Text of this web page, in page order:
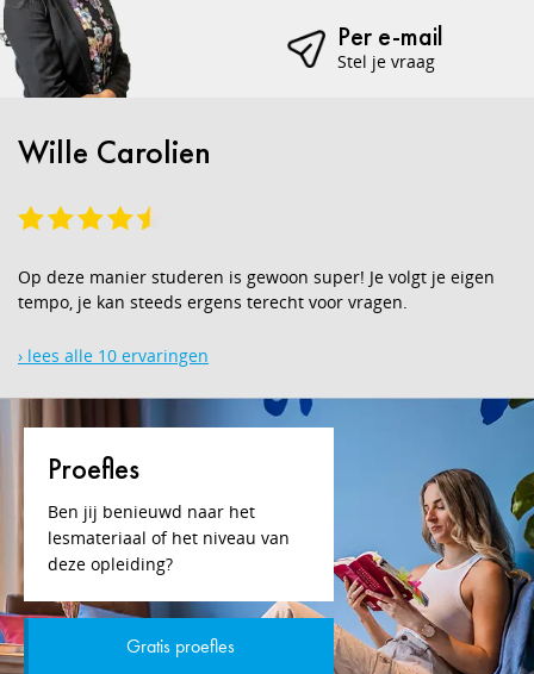
Per e-mail
Stel je vraag
Wille Carolien
Op deze manier studeren is gewoon super! Je volgt je eigen
tempo, je kan steeds ergens terecht voor vragen.
› lees alle 10 ervaringen
Proefles
Ben jij benieuwd naar het
lesmateriaal of het niveau van
deze opleiding?
Gratis proefles